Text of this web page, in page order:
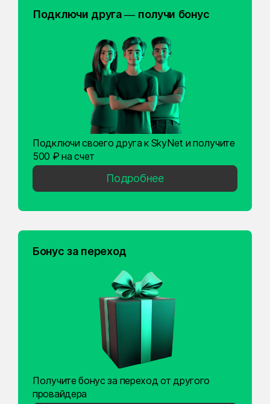
Подключи друга — получи бонус
Подключи своего друга к SkyNet и получите
500 ₽ на счет
Подробнее
Бонус за переход
Получите бонус за переход от другого
провайдера